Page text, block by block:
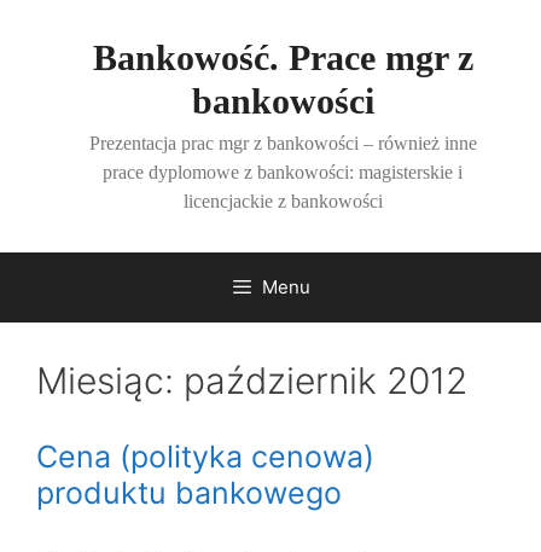
Bankowość. Prace mgr z
bankowości
Prezentacja prac mgr z bankowości – również inne
prace dyplomowe z bankowości: magisterskie i
licencjackie z bankowości
Menu
Miesiąc: październik 2012
Cena (polityka cenowa)
produktu bankowego